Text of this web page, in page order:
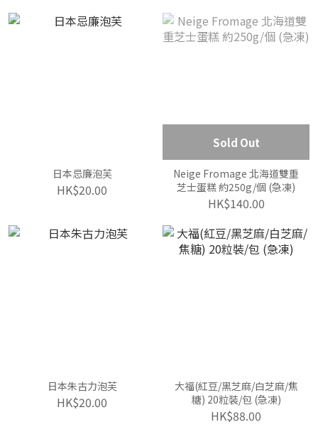
日本忌廉泡芙
HK$20.00
Sold Out
Neige Fromage 北海道雙重
芝士蛋糕 約250g/個 (急凍)
HK$140.00
日本朱古力泡芙
HK$20.00
大福(紅豆/黑芝麻/白芝麻/焦
糖) 20粒裝/包 (急凍)
HK$88.00